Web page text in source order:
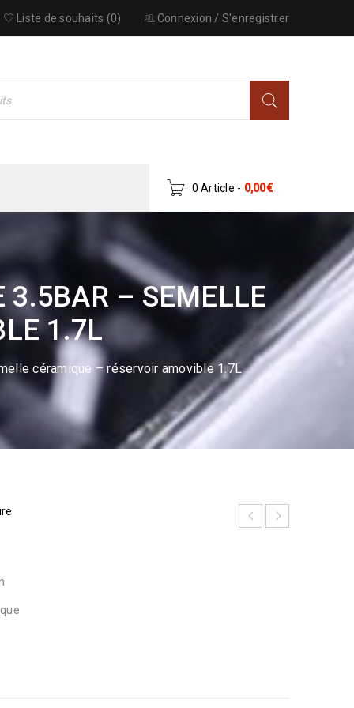
Connexion / S'enregistrer
Liste de souhaits (0)
0 Article - 0,00€
3.5BAR – SEMELLE
1.7L
céramique – réservoir amovible 1.7L